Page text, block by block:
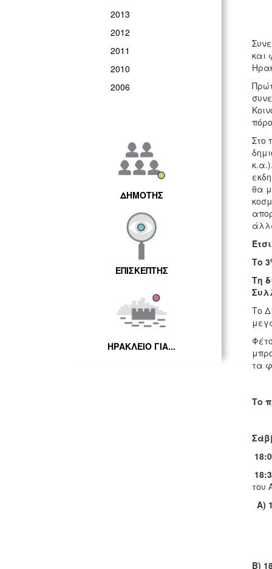
2013
2012
2011
2010
2006
ΔΗΜΟΤΗΣ
ΕΠΙΣΚΕΠΤΗΣ
ΗΡΑΚΛΕΙΟ ΓΙΑ...
και
Στο
θα
Το 3
Τη
Το
τα
Το
του
Α)
Β)